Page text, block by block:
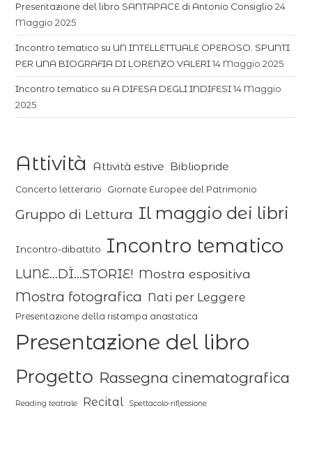
Presentazione del libro SANTAPACE di Antonio Consiglio 24
Maggio 2025
Incontro tematico su UN INTELLETTUALE OPEROSO. SPUNTI
PER UNA BIOGRAFIA DI LORENZO VALERI 14 Maggio 2025
Incontro tematico su A DIFESA DEGLI INDIFESI 14 Maggio
2025
Attività Attività estive Bibliopride
Concerto letterario Giornate Europee del Patrimonio
Gruppo di Lettura Il maggio dei libri
Incontro-dibattito Incontro tematico
LUNE...DÌ...STORIE! Mostra espositiva
Mostra fotografica Nati per Leggere
Presentazione della ristampa anastatica
Presentazione del libro
Progetto Rassegna cinematografica
Reading teatrale Recital Spettacolo-riflessione